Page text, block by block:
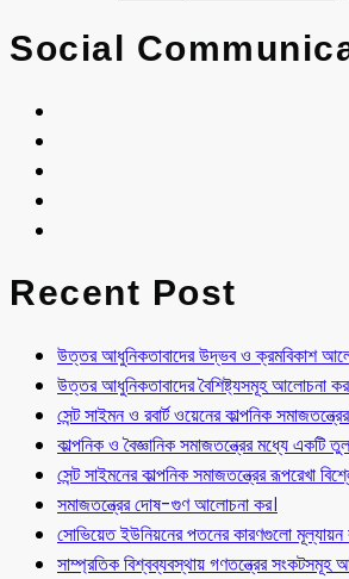
Social
Recent Post
উত্তর আধুনিকতাবাদের উদ্ভব ও ক্রমবিকাশ
উত্তর আধুনিকতাবাদের বৈশিষ্ট্যসমূহ আলোচনা
সেন্ট সাইমন ও রবার্ট ওয়েনের কাল্পনিক
কাল্পনিক ও বৈজ্ঞানিক সমাজতন্ত্রের মধ্যে
সেন্ট সাইমনের কাল্পনিক সমাজতন্ত্রের রূপরেখা
সমাজতন্ত্রের দোষ-গুণ আলোচনা কর।
সোভিয়েত ইউনিয়নের পতনের কারণগুলো মূল্যায়ন
সাম্প্রতিক বিশ্বব্যবস্থায় গণতন্ত্রের সংকটসমূহ